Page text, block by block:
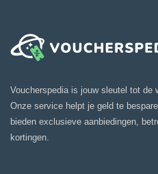
Voucherspedia is jouw sleutel tot de
Onze service helpt je geld te
bieden exclusieve aanbiedingen,
kortingen.